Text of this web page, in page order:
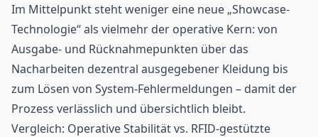
Im Mittelpunkt steht weniger eine neue „Showcase-
Technologie“ als vielmehr der operative Kern: von
Ausgabe- und Rücknahmepunkten über das
Nacharbeiten dezentral ausgegebener Kleidung bis
zum Lösen von System-Fehlermeldungen – damit der
Prozess verlässlich und übersichtlich bleibt.
Vergleich: Operative Stabilität vs. RFID-gestützte